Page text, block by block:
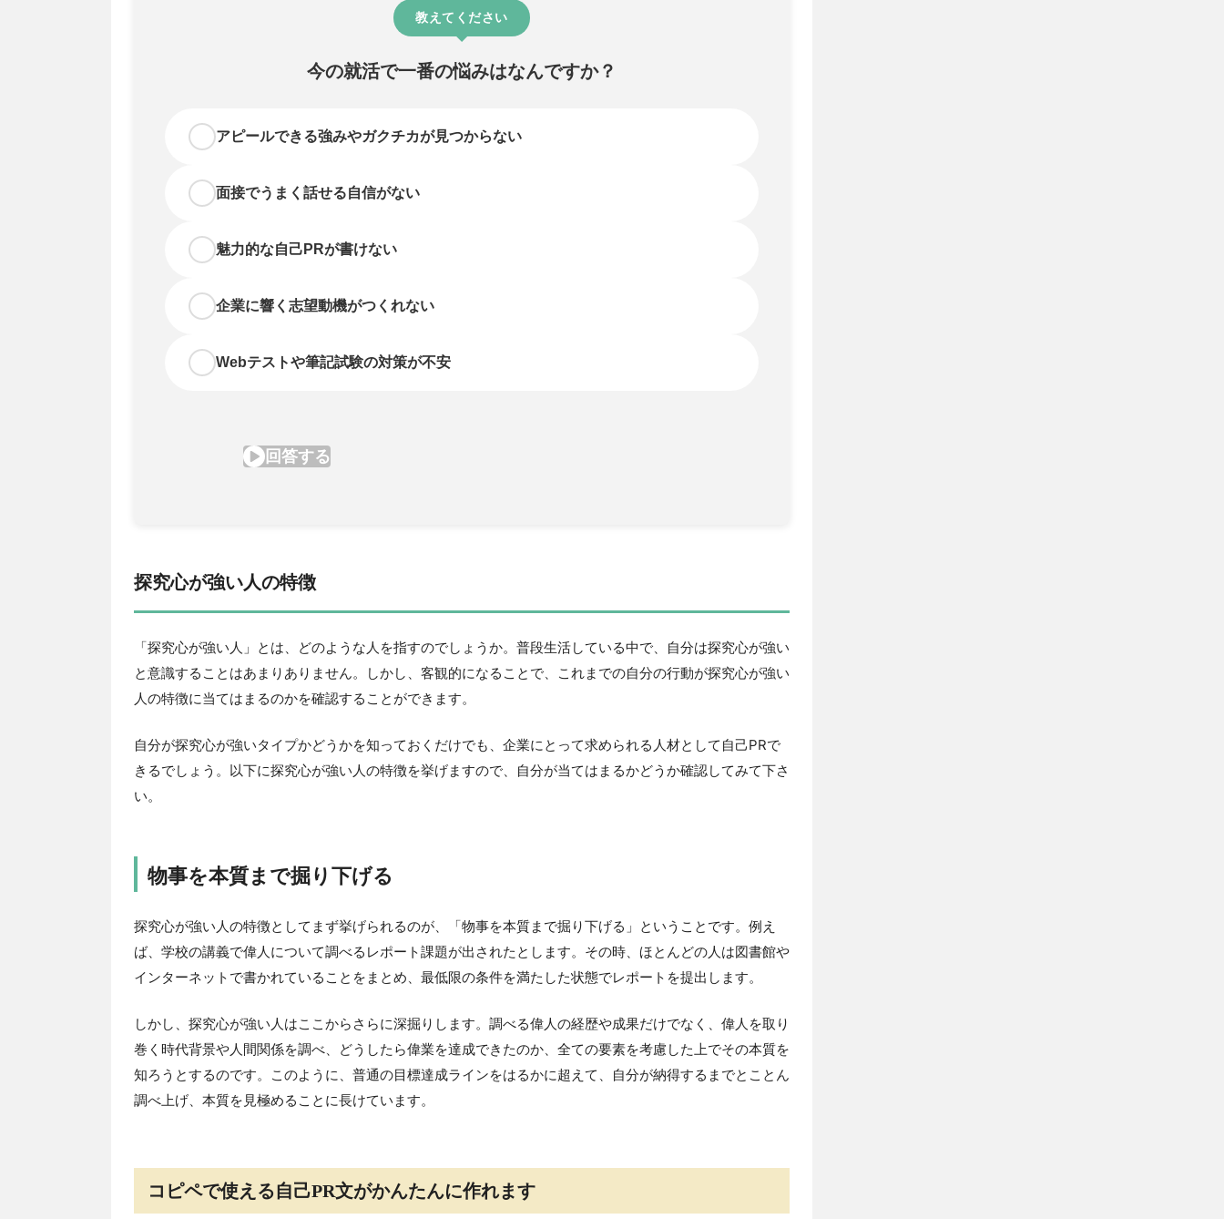
探究心が強い人の特徴
「探究心が強い人」とは、どのような人を指すのでしょうか。普段生活している中で、自分は探究心が強い
と意識することはあまりありません。しかし、客観的になることで、これまでの自分の行動が探究心が強い
人の特徴に当てはまるのかを確認することができます。
自分が探究心が強いタイプかどうかを知っておくだけでも、企業にとって求められる人材として自己PRで
きるでしょう。以下に探究心が強い人の特徴を挙げますので、自分が当てはまるかどうか確認してみて下さ
い。
物事を本質まで掘り下げる
探究心が強い人の特徴としてまず挙げられるのが、「物事を本質まで掘り下げる」ということです。例え
ば、学校の講義で偉人について調べるレポート課題が出されたとします。その時、ほとんどの人は図書館や
インターネットで書かれていることをまとめ、最低限の条件を満たした状態でレポートを提出します。
しかし、探究心が強い人はここからさらに深掘りします。調べる偉人の経歴や成果だけでなく、偉人を取り
巻く時代背景や人間関係を調べ、どうしたら偉業を達成できたのか、全ての要素を考慮した上でその本質を
知ろうとするのです。このように、普通の目標達成ラインをはるかに超えて、自分が納得するまでとことん
調べ上げ、本質を見極めることに長けています。
コピペで使える自己PR文がかんたんに作れます